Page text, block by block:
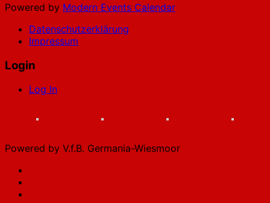
Powered by Modern Events Calendar
Datenschutzerklärung
Impressum
Login
Log In
Powered by V.f.B. Germania-Wiesmoor